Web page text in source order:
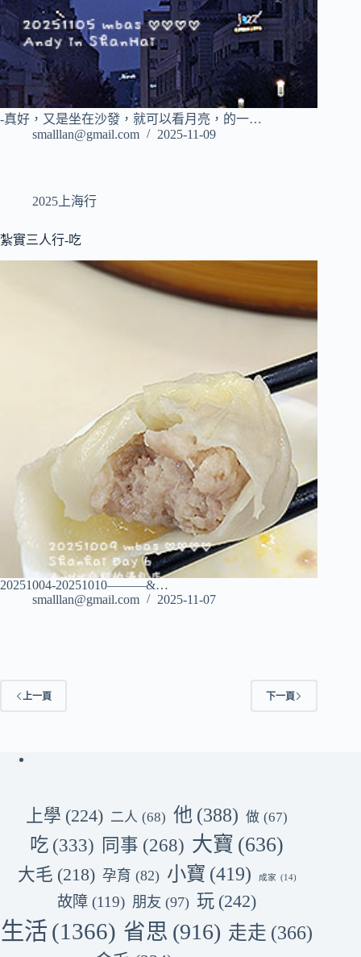
-真好，又是坐在沙發，就可以看月亮，的一…
smalllan@gmail.com
2025-11-09
2025上海行
紮實三人行-吃
20251004-20251010———&…
smalllan@gmail.com
2025-11-07
上一頁 下一頁
上學 (224) 二人 (68) 他 (388) 做 (67)
吃 (333) 同事 (268) 大寶 (636)
大毛 (218) 孕育 (82) 小寶 (419) 成家 (14)
故障 (119) 朋友 (97) 玩 (242)
生活 (1366) 省思 (916) 走走 (366)